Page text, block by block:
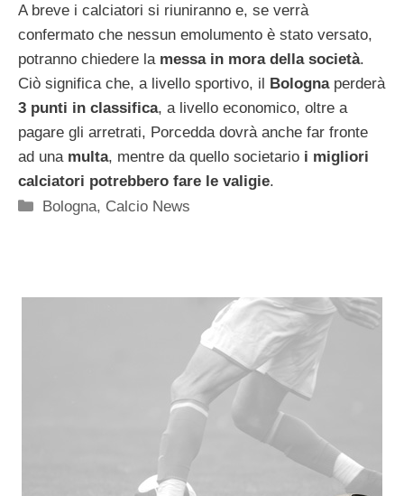
A breve i calciatori si riuniranno e, se verrà
confermato che nessun emolumento è stato versato,
potranno chiedere la messa in mora della società.
Ciò significa che, a livello sportivo, il Bologna perderà
3 punti in classifica, a livello economico, oltre a
pagare gli arretrati, Porcedda dovrà anche far fronte
ad una multa, mentre da quello societario i migliori
calciatori potrebbero fare le valigie.
Categorie
Bologna, Calcio News